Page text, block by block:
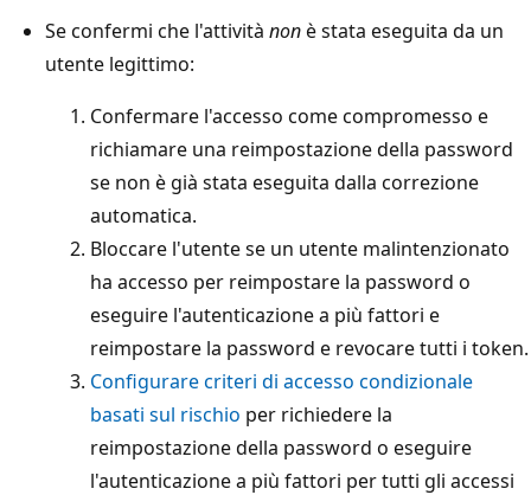
Se confermi che l'attività nonè stata eseguita da un
utente legittimo:
Confermare l'accesso come compromesso e
richiamare una reimpostazione della password
se non è già stata eseguita dalla correzione
automatica.
Bloccare l'utente se un utente malintenzionato
ha accesso per reimpostare la password o
eseguire l'autenticazione a più fattori e
reimpostare la password e revocare tutti i token.
Configurare criteri di accesso condizionale
basati sul rischio per richiedere la
reimpostazione della password o eseguire
l'autenticazione a più fattori per tutti gli accessi